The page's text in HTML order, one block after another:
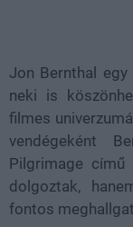
Jon Bernthal
neki is
filmes
vendégeként
Pilgrimage
dolgoztak,
fontos